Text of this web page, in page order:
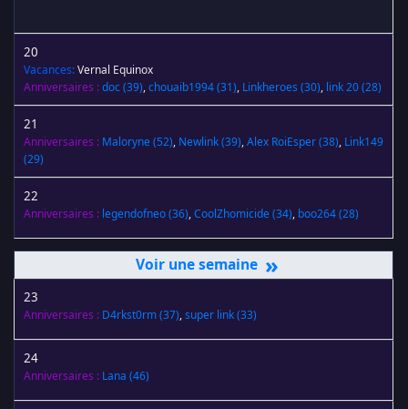
20
Vacances:Vernal Equinox
Anniversaires :doc(39),chouaib1994(31), Linkheroes (30), link 20(28)
21
Anniversaires : Maloryne(52), Newlink(39),Alex RoiEsper(38), Link149
(29)
22
Anniversaires : legendofneo(36),CoolZhomicide(34), boo264(28)
»
23
Anniversaires : D4rkst0rm(37),super link(33)
24
Anniversaires : Lana (46)